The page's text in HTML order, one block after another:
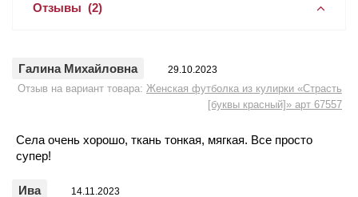
Отзывы (2)
Галина Михайловна 29.10.2023
Отзыв на вариант товара: Женская футболка из кулирки «Страсть
[буквы красный]» арт 67557
Села очень хорошо, ткань тонкая, мягкая. Все просто
супер!
Ива 14.11.2023